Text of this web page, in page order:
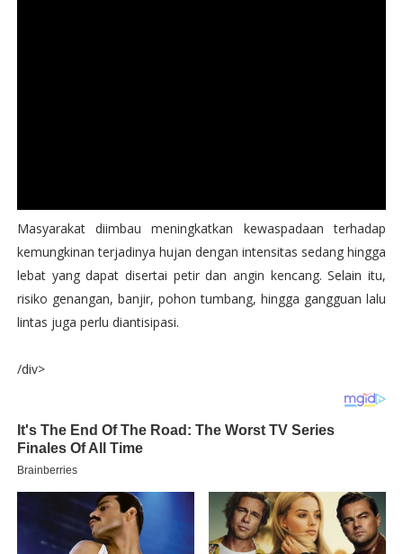
Masyarakat diimbau meningkatkan kewaspadaan terhadap
kemungkinan terjadinya hujan dengan intensitas sedang hingga
lebat yang dapat disertai petir dan angin kencang. Selain itu,
risiko genangan, banjir, pohon tumbang, hingga gangguan lalu
lintas juga perlu diantisipasi.
/div>